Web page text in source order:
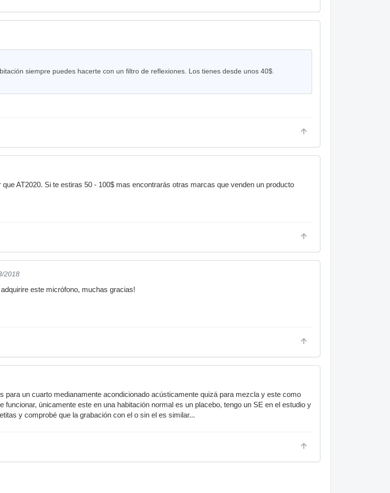
siempre puedes hacerte con un filtro de reflexiones. Los tienes desde unos 40$.
AT2020. Si te estiras 50 - 100$ mas encontrarás otras marcas que venden un producto
2018
este micrófono, muchas gracias!
para un cuarto medianamente acondicionado acústicamente quizá para mezcla y este como
funcionar, únicamente este en una habitación normal es un placebo, tengo un SE en el estudio y
y comprobé que la grabación con el o sin el es similar...